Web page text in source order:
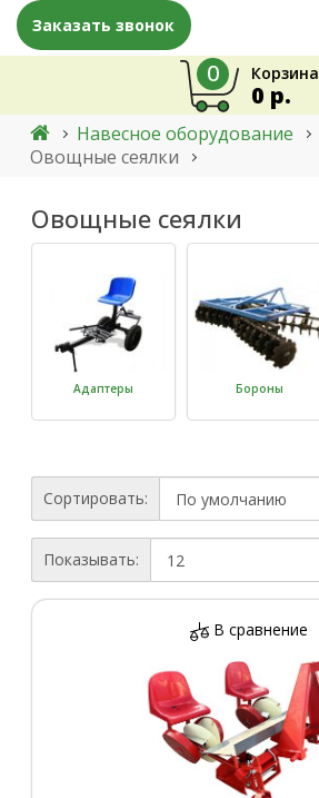
Заказать звонок
Корзина
0
0 р.
Навесное оборудование
Овощные сеялки
Овощные сеялки
Адаптеры Бороны
Картофелекопалки
Косилки
Сортировать:
Показывать:
В сравнение